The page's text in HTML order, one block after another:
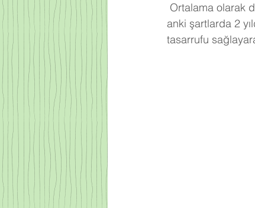
Ortalama olarak
anki şartlarda 2
tasarrufu